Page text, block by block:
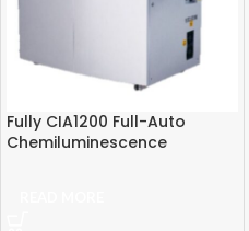
Fully CIA1200 Full-Auto
Chemiluminescence